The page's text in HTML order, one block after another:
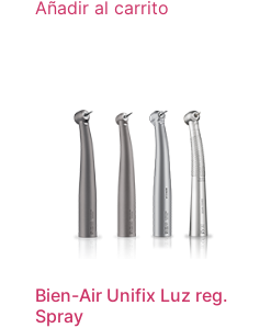
Añadir al carrito
Bien-Air Unifix Luz reg.
Spray